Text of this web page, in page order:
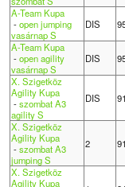
A-Team Kupa
-open jumping
vasárnap S
DIS
A-Team Kupa
-open agility
vasárnap S
DIS
X. Szigetköz
Agility Kupa
-szombat A3
agility S
DIS 91
X. Szigetköz
Agility Kupa
-szombat A3
jumping S
2 91
X. Szigetköz
Agility Kupa